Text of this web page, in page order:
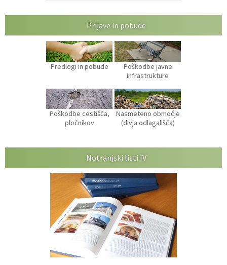
Prijave in pobude
Predlogi in pobude
Poškodbe javne
infrastrukture
Poškodbe cestišča,
pločnikov
Nasmeteno območje
(divja odlagališča)
Notranjski listi IV